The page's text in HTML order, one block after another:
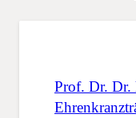
Prof. Dr. Dr.